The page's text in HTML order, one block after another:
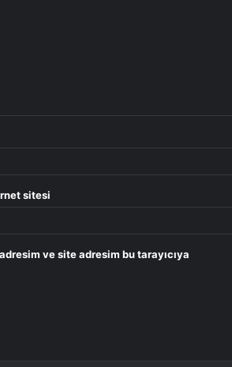
sitesi
ve site adresim bu tarayıcıya